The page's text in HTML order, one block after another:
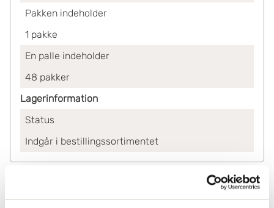
Pakken indeholder
1 pakke
En palle indeholder
48 pakker
Lagerinformation
Status
Indgår i bestillingssortimentet